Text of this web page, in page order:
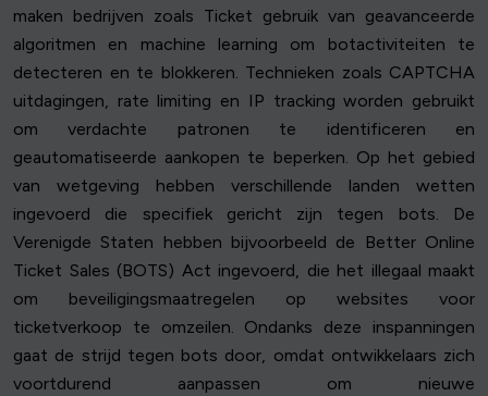
maken bedrijven zoals Ticket gebruik van geavanceerde
algoritmen en machine learning om botactiviteiten te
detecteren en te blokkeren. Technieken zoals CAPTCHA
uitdagingen, rate limiting en IP tracking worden gebruikt
om verdachte patronen te identificeren en
geautomatiseerde aankopen te beperken. Op het gebied
van wetgeving hebben verschillende landen wetten
ingevoerd die specifiek gericht zijn tegen bots. De
Verenigde Staten hebben bijvoorbeeld de Better Online
Ticket Sales (BOTS) Act ingevoerd, die het illegaal maakt
om beveiligingsmaatregelen op websites voor
ticketverkoop te omzeilen. Ondanks deze inspanningen
gaat de strijd tegen bots door, omdat ontwikkelaars zich
voortdurend aanpassen om nieuwe